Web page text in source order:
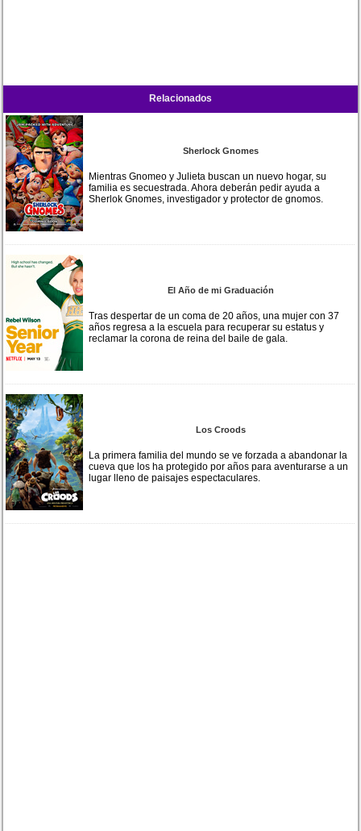
Relacionados
Sherlock Gnomes
Mientras Gnomeo y Julieta buscan un nuevo hogar, su
familia es secuestrada. Ahora deberán pedir ayuda a
Sherlok Gnomes, investigador y protector de gnomos.
El Año de mi Graduación
Tras despertar de un coma de 20 años, una mujer con 37
años regresa a la escuela para recuperar su estatus y
reclamar la corona de reina del baile de gala.
Los Croods
La primera familia del mundo se ve forzada a abandonar la
cueva que los ha protegido por años para aventurarse a un
lugar lleno de paisajes espectaculares.